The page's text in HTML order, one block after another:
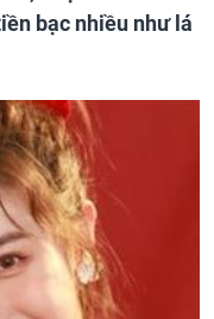
bạc nhiều như lá